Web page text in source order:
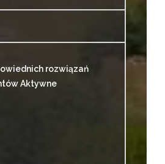
rozwiązań
Aktywne